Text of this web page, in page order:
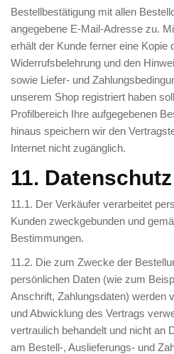
Bestellbestätigung mit allen
angegebene E-Mail-Adresse zu.
erhält der Kunde ferner eine Kopie
Widerrufsbelehrung und den
sowie Liefer- und
unserem Shop registriert haben
Profilbereich Ihre aufgegebenen
hinaus speichern wir den
Internet nicht zugänglich.
11. Datenschutz
11.1. Der Verkäufer verarbeitet
Kunden zweckgebunden und
Bestimmungen.
11.2. Die zum Zwecke der
persönlichen Daten (wie zum
Anschrift, Zahlungsdaten) werden
und Abwicklung des Vertrags
vertraulich behandelt und nicht an
am Bestell-, Auslieferungs- und